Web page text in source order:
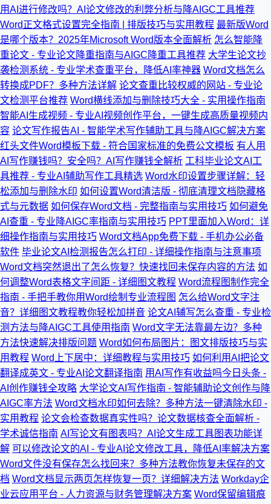
用AI进行修改吗？AI论文修改的利弊分析与降AIGC工具推荐
Word正文格式设置完全指南 | 排版技巧与实用教程 最新版Word
是哪个版本？2025年Microsoft Word版本全面解析 怎么智能降
重论文 - 专业论文降重指南与AIGC降重工具推荐 大学生论文抄
袭检测系统 - 专业学术查重平台，降低AI率神器 Word文档怎么
转换成PDF？多种方法详解 论文查重比较权威的网站 - 专业论
文检测平台推荐 Word横线添加与删除技巧大全 - 实用操作指南
智能AI生成视频 - 专业AI视频创作平台，一键生成高质量视频内
容 论文写作报告AI - 智能学术写作辅助工具与降AIGC解决方案
红头文件Word模板下载 - 符合国家标准的免费公文模板 有人用
AI写作赚钱吗？安全吗？AI写作赚钱全解析 工科毕业论文AI工
具推荐 - 专业AI辅助写作工具精选 Word水印设置步骤详解：轻
松添加与删除水印 如何设置Word清洁版 - 彻底清理文档隐藏格
式与元数据 如何保存Word文档 - 完整指南与实用技巧 如何避免
AI查重 - 专业降AIGC率指南与实用技巧 PPT里面加入Word：详
细操作指南与实用技巧 Word文档App免费下载 - 手机办公必备
软件 毕业论文AI检测报告怎么打印 - 详细操作指南与注意事项
Word文档突然退出了怎么恢复？快速找回未保存内容的方法 如
何调整Word表格文字间距 - 详细图文教程 Word流程图制作完全
指南 - 手把手教你用Word绘制专业流程图 怎么给Word文字注
音？详细图文教程教你轻松加拼音 论文AI辅写怎么查重 - 专业检
测方法与降AIGC工具使用指南 Word文字无法靠最左边？多种
方法快速解决排版问题 Word如何布局图片：图文排版技巧与实
用教程 Word上下居中：详细教程与实用技巧 如何利用AI把论文
翻译成英文 - 专业AI论文翻译指南 用AI写作有收益吗今日头条 -
AI创作赚钱全攻略 大学论文AI写作指南 - 智能辅助论文创作与降
AIGC率方法 Word文档水印如何去除？多种方法一键清除水印 -
实用教程 论文会检查数据真实性吗？论文数据核查全面解析 -
学术诚信指南 AI写论文有图表吗？AI论文生成工具图表功能详
解 可以修改论文的AI - 专业AI论文修改工具，降低AI率解决方案
Word文件没有保存怎么找回来？多种方法教你恢复未保存的文
档 Word文档显示两页怎样恢复一页？详细解决方法 Workday企
业云应用平台 - 人力资源与财务管理解决方案 Word保留编辑痕